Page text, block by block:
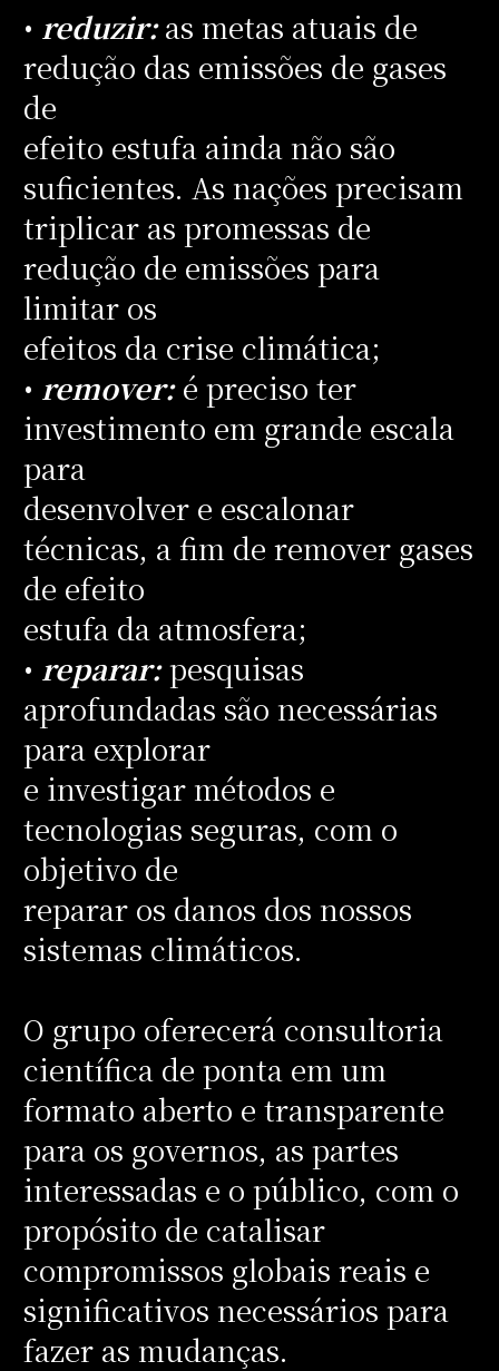
• reduzir:as metas atuais de
redução das emissões de gases
de
efeito estufa ainda não são
suficientes. As nações precisam
triplicar as promessas de
redução de emissões para
limitar os
efeitos da crise climática;
• remover:é preciso ter
investimento em grande escala
para
desenvolver e escalonar
técnicas, a fim de remover gases
de efeito
estufa da atmosfera;
• reparar:pesquisas
aprofundadas são necessárias
para explorar
e investigar métodos e
tecnologias seguras, com o
objetivo de
reparar os danos dos nossos
sistemas climáticos.
O grupo oferecerá consultoria
científica de ponta em um
formato aberto e transparente
para os governos, as partes
interessadas e o público, com o
propósito de catalisar
compromissos globais reais e
significativos necessários para
fazer as mudanças.